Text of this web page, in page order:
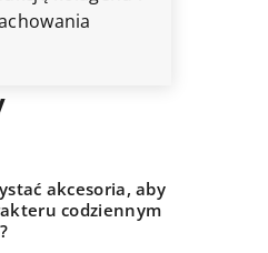
akcesoria, aby
codziennym